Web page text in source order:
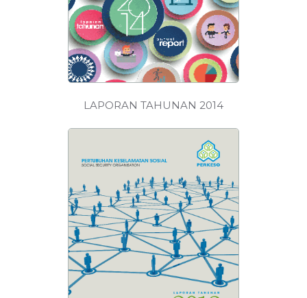
LAPORAN TAHUNAN 2014
MUAT
TURUN